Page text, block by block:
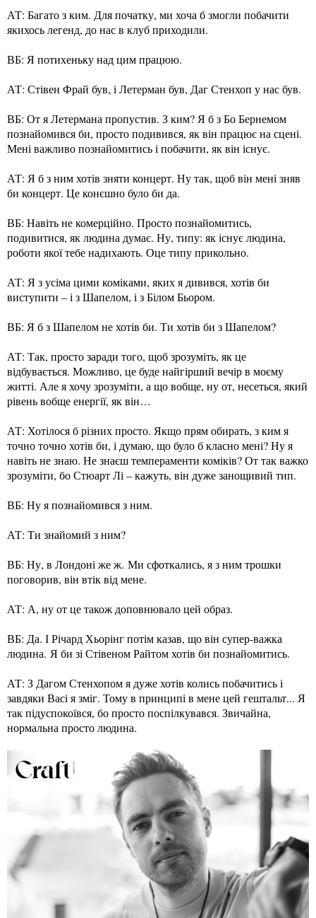
АТ: Багато з ким. Для початку, ми хоча б змогли побачити
якихось легенд, до нас в клуб приходили.
ВБ: Я потихеньку над цим працюю.
АТ: Стівен Фрай був, і Летерман був, Даг Стенхоп у нас був.
ВБ: От я Летермана пропустив. З ким? Я б з Бо Бернемом
познайомився би, просто подивився, як він працює на сцені.
Мені важливо познайомитись і побачити, як він існує.
АТ: Я б з ним хотів зняти концерт. Ну так, щоб він мені зняв
би концерт. Це конєшно було би да.
ВБ: Навіть не комерційно. Просто познайомитись,
подивитися, як людина думає. Ну, типу: як існує людина,
роботи якої тебе надихають. Оце типу прикольно.
АТ: Я з усіма цими коміками, яких я дивився, хотів би
виступити – і з Шапелом, і з Білом Бьором.
ВБ: Я б з Шапелом не хотів би. Ти хотів би з Шапелом?
АТ: Так, просто заради того, щоб зрозуміть, як це
відбувається. Можливо, це буде найгірший вечір в моєму
житті. Але я хочу зрозуміти, а що вобще, ну от, несеться, який
рівень вобще енергії, як він…
АТ: Хотілося б різних просто. Якщо прям обирать, з ким я
точно точно хотів би, і думаю, що було б класно мені? Ну я
навіть не знаю. Не знаєш темпераменти коміків? От так важко
зрозуміти, бо Стюарт Лі – кажуть, він дуже занощивий тип.
ВБ: Ну я познайомився з ним.
АТ: Ти знайомий з ним?
ВБ: Ну, в Лондоні же ж. Ми сфоткались, я з ним трошки
поговорив, він втік від мене.
АТ: А, ну от це також доповнювало цей образ.
ВБ: Да. І Річард Хьорінг потім казав, що він супер-важка
людина. Я би зі Стівеном Райтом хотів би познайомитись.
АТ: З Дагом Стенхопом я дуже хотів колись побачитись і
завдяки Васі я зміг. Тому в принципі в мене цей гештальт... Я
так підуспокоївся, бо просто поспілкувався. Звичайна,
нормальна просто людина.